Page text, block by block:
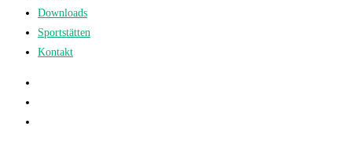
Downloads
Sportstätten
Kontakt